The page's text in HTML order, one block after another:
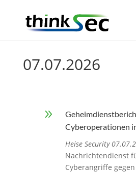
07.07.2026
9
Cyberoperationen
Heise Security
Nachrichtendienst
Cyberangriffe gegen